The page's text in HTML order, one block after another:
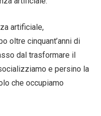
artificiale,
oltre cinquant’anni di
dal trasformare il
e persino la
che occupiamo